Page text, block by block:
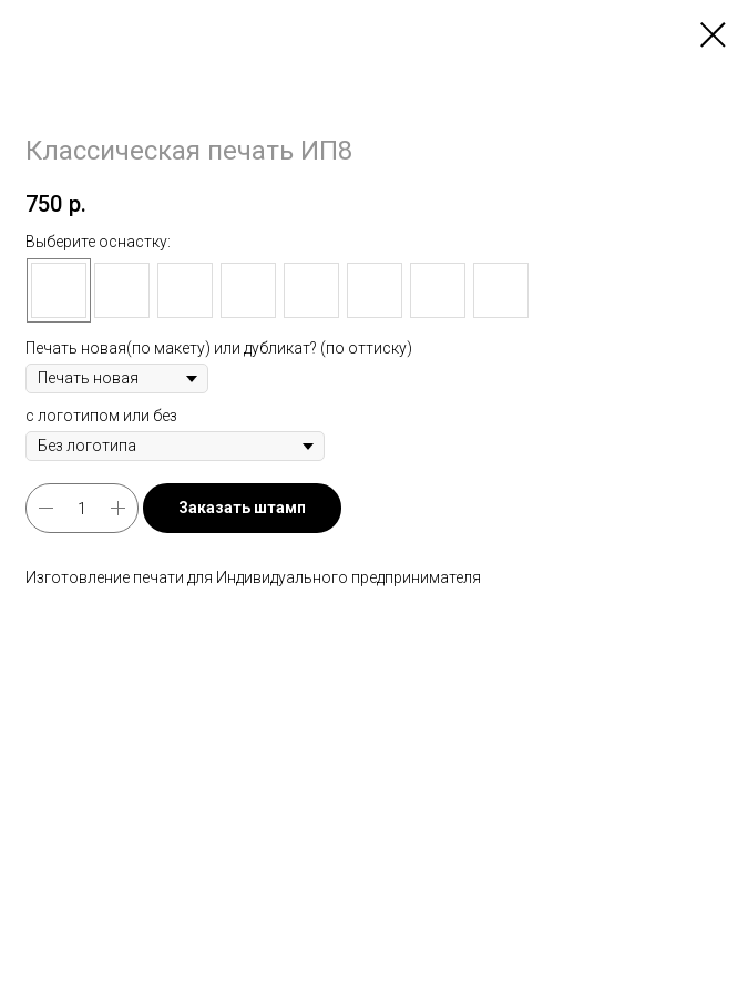
Классическая печать ИП8
750 р.
Выберите оснастку:
Печать новая(по макету) или дубликат? (по оттиску)
с логотипом или без
Заказать штамп
Изготовление печати для Индивидуального предпринимателя